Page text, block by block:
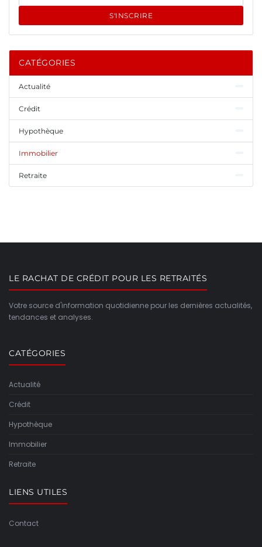
S'INSCRIRE
CATÉGORIES
Actualité
Crédit
Hypothèque
Immobilier
Retraite
LE RACHAT DE CRÉDIT POUR LES RETRAITÉS
Votre source d'information quotidienne pour les dernières actualités,
tendances et analyses.
CATÉGORIES
Actualité
Crédit
Hypothèque
Immobilier
Retraite
LIENS UTILES
Contact